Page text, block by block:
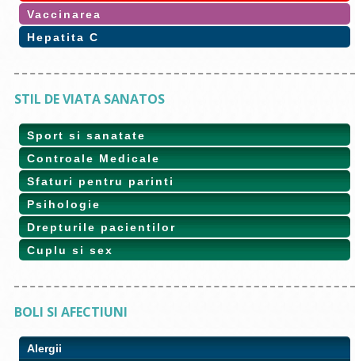
Vaccinarea
Hepatita C
STIL DE VIATA SANATOS
Sport si sanatate
Controale Medicale
Sfaturi pentru parinti
Psihologie
Drepturile pacientilor
Cuplu si sex
BOLI SI AFECTIUNI
Alergii